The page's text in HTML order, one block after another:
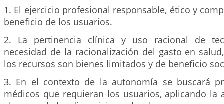
1. El ejercicio profesional responsable, ético y
beneficio de los usuarios.
2. La pertinencia clínica y uso racional de
necesidad de la racionalización del gasto en
los recursos son bienes limitados y de beneficio
3. En el contexto de la autonomía se buscará
médicos que requieran los usuarios, aplicando la